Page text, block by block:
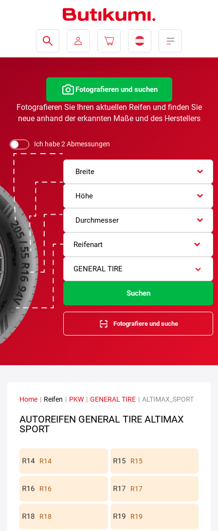
Fotografieren und suchen
Fotografieren Sie Ihren aktuellen Reifen und finden Sie
neue anhand der erkannten Maße und des Herstellers
Ich habe 2 Abmessungen
Breite
Höhe
Durchmesser
Reifenart
GENERAL TIRE
Suchen
Fotografiere und suche
Home | Reifen | PKW | GENERAL TIRE | ALTIMAX_SPORT
AUTOREIFEN GENERAL TIRE ALTIMAX
SPORT
R14 R15
R16 R17
R18 R19